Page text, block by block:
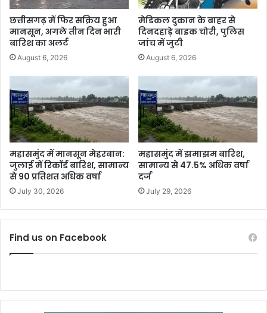
छत्तीसगढ़ में फिर सक्रिय हुआ
मानसून, अगले तीन दिन भारी
बारिश का अलर्ट
August 6, 2026
मेडिकल दुकान के बाहर से
दिनदहाड़े बाइक चोरी, पुलिस
जांच में जुटी
August 6, 2026
महासमुंद में मानसून मेहरबान:
जुलाई में रिकॉर्ड बारिश, सामान्य
से 90 प्रतिशत अधिक वर्षा
July 30, 2026
महासमुंद में झमाझम बारिश,
सामान्य से 47.5% अधिक वर्षा
दर्ज
July 29, 2026
Find us on Facebook